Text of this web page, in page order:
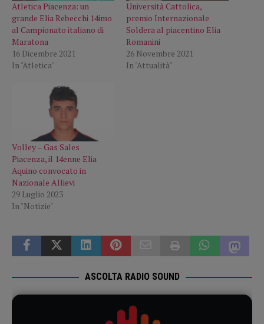
Atletica Piacenza: un
grande Elia Rebecchi 14imo
al Campionato italiano di
Maratona
16 Dicembre 2021
In "Atletica"
Università Cattolica,
premio Internazionale
Soldera al piacentino Elia
Romanini
26 Novembre 2021
In "Attualità"
Volley – Gas Sales
Piacenza, il 14enne Elia
Aquino convocato in
Nazionale Allievi
29 Luglio 2023
In "Notizie"
ASCOLTA RADIO SOUND